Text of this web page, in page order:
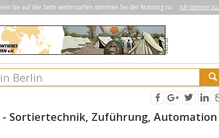
Sie auf der Seite weitersurfen stimmen Sie der Nutzung zu. Ich stimme zu.
Sortiertechnik, Zuführung, Automation